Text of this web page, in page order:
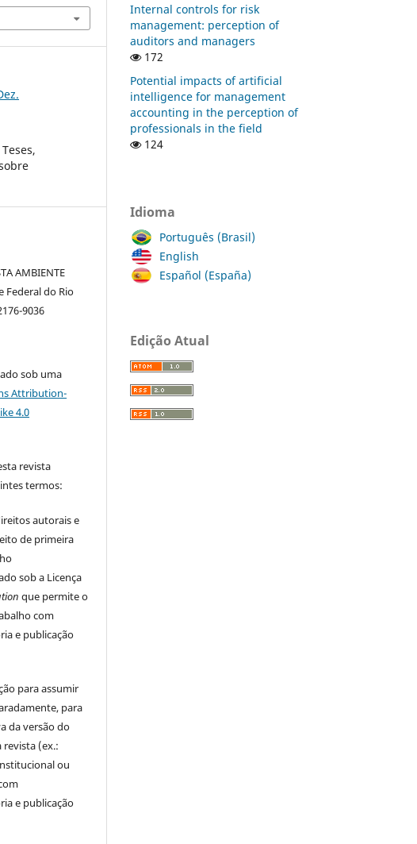
AMBIENTE
Federal do Rio
9036
sob uma
Attribution-
4.0
revista
termos:
autorais e
de primeira
sob a Licença
que permite o
com
e publicação
para assumir
para
da versão do
(ex.:
ou
e publicação
Internal controls for risk
management: perception of
auditors and managers
172
Potential impacts of artificial
intelligence for management
accounting in the perception of
professionals in the field
124
Idioma
Português (Brasil)
English
Español (España)
Edição Atual